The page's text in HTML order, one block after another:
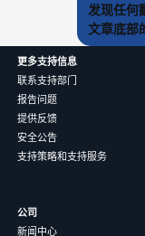
发现任何
文章底部
更多支持信息
联系支持部门
报告问题
提供反馈
安全公告
支持策略和支持服务
公司
新闻中心